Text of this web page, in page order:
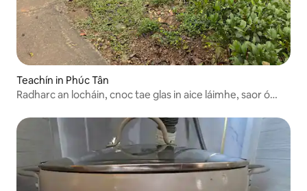
Teachín in Phúc Tân
Radharc an locháin, cnoc tae glas in aice láimhe, saor ó